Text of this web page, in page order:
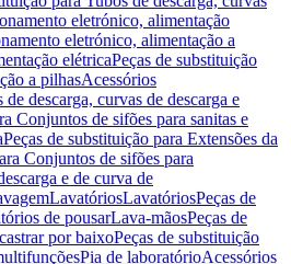
eletrónico, alimentação
eletrónico, alimentação a
elétricaPeças de substituição
a pilhasAcessórios
de descarga, curvas de descarga e
Conjuntos de sifões para sanitas e
Peças de substituição para Extensões da
Conjuntos de sifões para
e de curva de
LavatóriosLavatóriosPeças de
de pousarLava-mãosPeças de
por baixoPeças de substituição
Pia de laboratórioAcessórios